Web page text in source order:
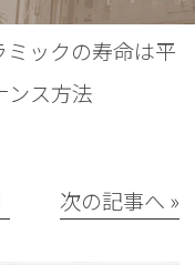
ミックの寿命は平
ンス方法
次の記事へ »